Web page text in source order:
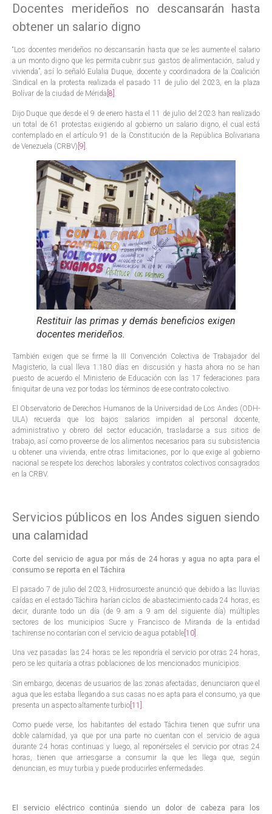
Docentes merideños no descansarán hasta
obtener un salario digno
“Los docentes merideños no descansarán hasta que se les aumente el salario
a un monto digno que les permita cubrir sus gastos de alimentación, salud y
vivienda”, así lo señaló Eulalia Duque, docente y coordinadora de la Coalición
Sindical en la protesta realizada el pasado 11 de julio del 2023, en la plaza
Bolívar de la ciudad de Mérida [8] .
Dijo Duque que desde el 9 de enero hasta el 11 de julio del 2023 han realizado
un total de 61 protestas exigiendo al gobierno un salario digno, el cual está
contemplado en el artículo 91 de la Constitución de la República Bolivariana
de Venezuela (CRBV) [9]
Restituir las primas y demás beneficios exigen
docentes merideños.
También exigen que se firme la III Convención Colectiva de Trabajador del
Magisterio, la cual lleva 1.180 días en discusión y hasta ahora no se han
puesto de acuerdo el Ministerio de Educación con las 17 federaciones para
finiquitar de una vez por todas los términos de ese contrato colectivo.
El Observatorio de Derechos Humanos de la Universidad de Los Andes (ODH-
ULA) recuerda que los bajos salarios impiden al personal docente,
administrativo y obrero del sector educación, trasladarse a sus sitios de
trabajo, así como proveerse de los alimentos necesarios para su subsistencia
u obtener una vivienda, entre otras limitaciones, por lo que exige al gobierno
nacional se respete los derechos laborales y contratos colectivos consagrados
en la CRBV.
Servicios públicos en los Andes siguen siendo
una calamidad
Corte del servicio de agua por más de 24 horas y agua no apta para el
consumo se reporta en el Táchira
El pasado 7 de julio del 2023, Hidrosuroeste anunció que debido a las lluvias
caídas en el estado Táchira harían ciclos de abastecimiento cada 24 horas, es
decir, durante todo un día (de 9 am a 9 am del siguiente día) múltiples
sectores de los municipios Sucre y Francisco de Miranda de la entidad
tachirense no contarían con el servicio de agua potable [10] .
Una vez pasadas las 24 horas se les repondría el servicio por otras 24 horas,
pero se les quitaría a otras poblaciones de los mencionados municipios.
Sin embargo, decenas de usuarios de las zonas afectadas, denunciaron que el
agua que les estaba llegando a sus casas no es apta para el consumo, ya que
presenta un aspecto altamente turbio [11]
Como puede verse, los habitantes del estado Táchira tienen que sufrir una
doble calamidad, ya que por una parte no cuentan con el servicio de agua
durante 24 horas continuas y luego, al reponérseles el servicio por otras 24
horas, tienen que arriesgarse a consumir la que les llega que, según
denuncian, es muy turbia y puede producirles enfermedades.
El servicio eléctrico continúa siendo un dolor de cabeza para los